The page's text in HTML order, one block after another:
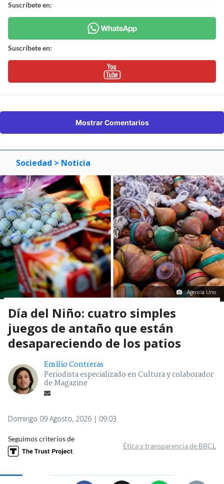
Suscríbete en:
Suscríbete en:
Mostrar Comentarios
Sociedad > Noticia
Agencia Uno
Día del Niño: cuatro simples
juegos de antaño que están
desapareciendo de los patios
Emilio Contreras
Periodista especializado en Cultura y colaborador
de Magazine
Domingo 09 Agosto, 2026 | 09:03
Seguimos criterios de
Ética y transparencia de BBCL